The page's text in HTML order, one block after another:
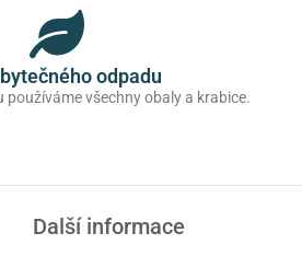
odpadu
používáme všechny obaly a krabice.
Další informace